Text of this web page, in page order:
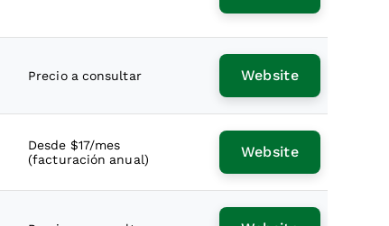
Precio a consultar Website
Desde $17/mes
(facturación anual)
Website